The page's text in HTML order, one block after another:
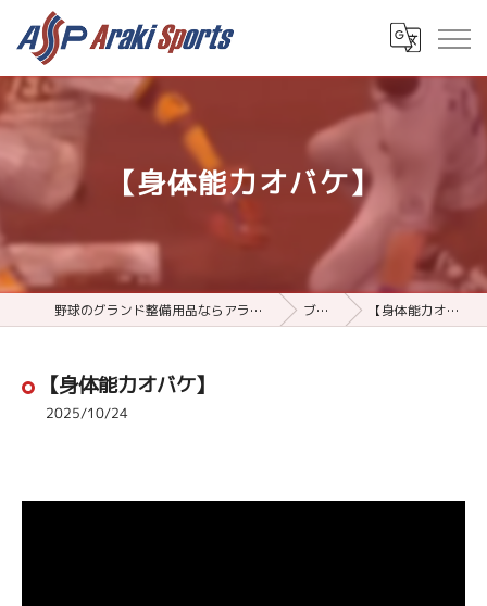
【身体能力オバケ】
野球のグランド整備用品ならアラキスポーツ ブログ 【身体能力オバケ】
【身体能力オバケ】
2025/10/24